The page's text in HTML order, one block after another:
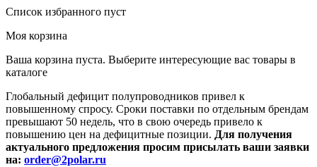
Список избранного пуст
Моя корзина
Ваша корзина пуста. Выберите интересующие вас товары в
каталоге
Глобальный дефицит полупроводников привел к
повышенному спросу. Сроки поставки по отдельным брендам
превышают 50 недель, что в свою очередь привело к
повышению цен на дефицитные позиции. Для получения
актуального предложения просим присылать ваши заявки
на: order@2polar.ru